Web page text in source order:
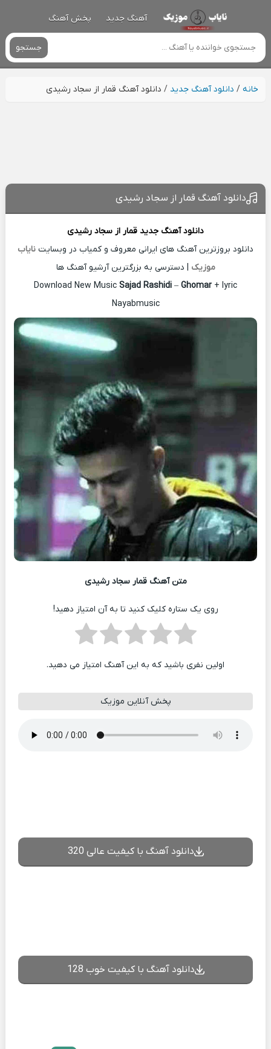
آهنگ جدید پخش آهنگ
جستجو
خانه/ دانلود آهنگ جدید / دانلود آهنگ قمار از سجاد رشیدی
دانلود آهنگ قمار از سجاد رشیدی
دانلود آهنگ جدید قمار از سجاد رشیدی
دانلود بروزترین آهنگ های ایرانی معروف و کمیاب در وبسایت نایاب
موزیک | دسترسی به بزرگترین آرشیو آهنگ ها
Download New Music Sajad Rashidi – Ghomar + lyric
Nayabmusic
متن آهنگ قمار سجاد رشیدی
روی یک ستاره کلیک کنید تا به آن امتیاز دهید!
اولین نفری باشید که به این آهنگ امتیاز می دهید.
پخش آنلاین موزیک
دانلود آهنگ با کیفیت عالی 320
دانلود آهنگ با کیفیت خوب 128